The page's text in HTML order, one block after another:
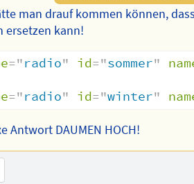
man drauf kommen können,
ersetzen kann!
="radio" id="sommer"
="radio" id="winter"
Antwort DAUMEN HOCH!